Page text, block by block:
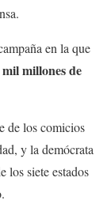
en la que
mil millones de
de los comicios
y la demócrata
los siete estados